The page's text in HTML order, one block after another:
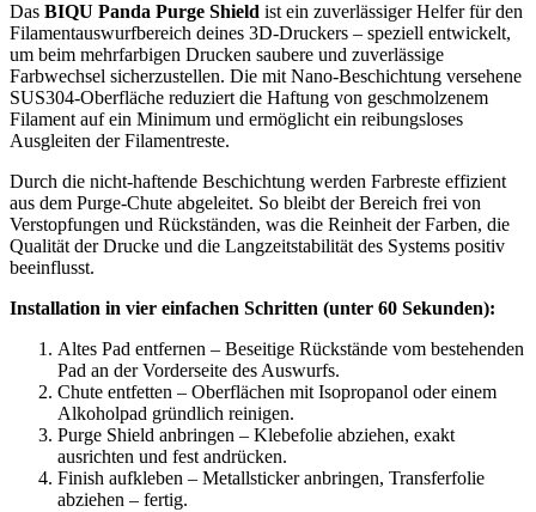
Das BIQU Panda Purge Shield ist ein zuverlässiger Helfer für den
Filamentauswurfbereich deines 3D-Druckers – speziell entwickelt,
um beim mehrfarbigen Drucken saubere und zuverlässige
Farbwechsel sicherzustellen. Die mit Nano-Beschichtung versehene
SUS304-Oberfläche reduziert die Haftung von geschmolzenem
Filament auf ein Minimum und ermöglicht ein reibungsloses
Ausgleiten der Filamentreste.
Durch die nicht-haftende Beschichtung werden Farbreste effizient
aus dem Purge-Chute abgeleitet. So bleibt der Bereich frei von
Verstopfungen und Rückständen, was die Reinheit der Farben, die
Qualität der Drucke und die Langzeitstabilität des Systems positiv
beeinflusst.
Installation in vier einfachen Schritten (unter 60 Sekunden):
Altes Pad entfernen – Beseitige Rückstände vom bestehenden
Pad an der Vorderseite des Auswurfs.
Chute entfetten – Oberflächen mit Isopropanol oder einem
Alkoholpad gründlich reinigen.
Purge Shield anbringen – Klebefolie abziehen, exakt
ausrichten und fest andrücken.
Finish aufkleben – Metallsticker anbringen, Transferfolie
abziehen – fertig.